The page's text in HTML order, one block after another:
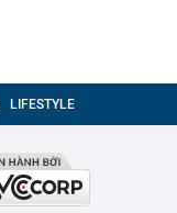
LIFESTYLE